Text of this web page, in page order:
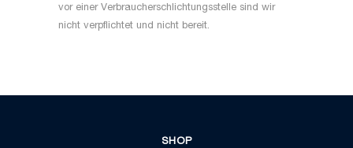
vor einer Verbraucherschlichtungsstelle sind wir
nicht verpflichtet und nicht bereit.
SHOP